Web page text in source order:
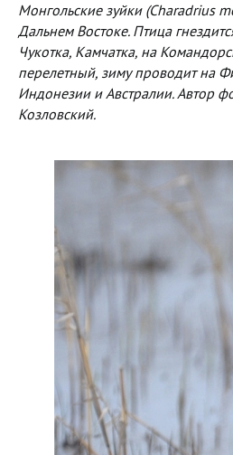
Монгольские зуйки (Charadrius
Дальнем Востоке. Птица
Чукотка, Камчатка, на
перелетный, зиму проводит на
Индонезии и Австралии. Автор
Козловский.